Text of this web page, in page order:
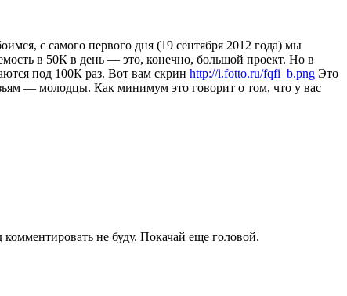
с самого первого дня (19 сентября 2012 года) мы
в 50К в день — это, конечно, большой проект. Но в
под 100К раз. Вот вам скрин http://i.fotto.ru/fqfi_b.png Это
— молодцы. Как минимум это говорит о том, что у вас
не буду. Покачай еще головой.